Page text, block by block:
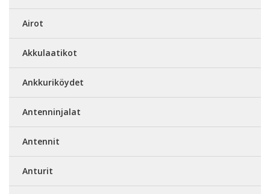
Airot
Akkulaatikot
Ankkuriköydet
Antenninjalat
Antennit
Anturit